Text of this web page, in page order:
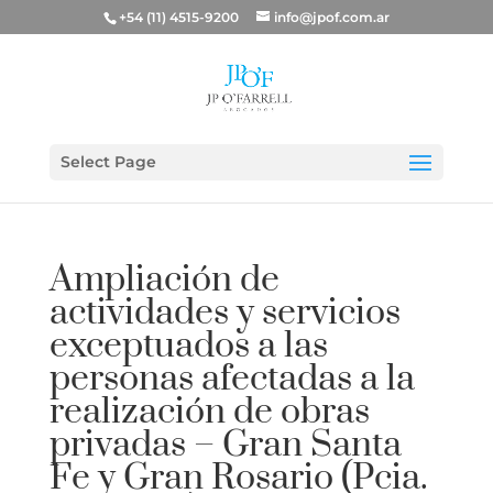
+54 (11) 4515-9200 info@jpof.com.ar
Select Page
Ampliación de
actividades y servicios
exceptuados a las
personas afectadas a la
realización de obras
privadas – Gran Santa
Fe y Gran Rosario (Pcia.